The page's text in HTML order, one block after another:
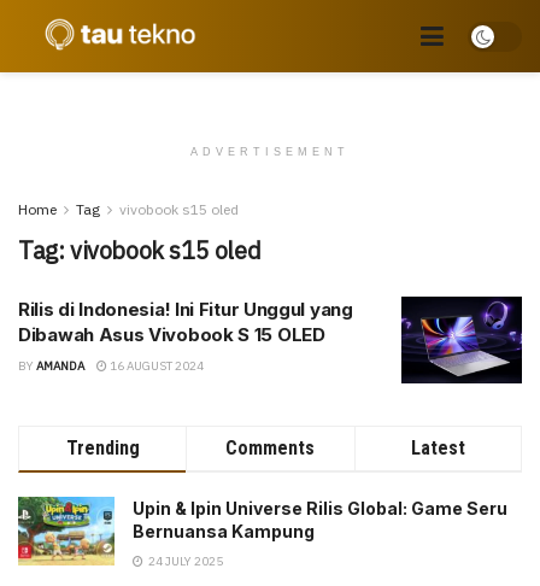
ADVERTISEMENT
Home Tag vivobook s15 oled
Tag:vivobook s15 oled
Rilis di Indonesia! Ini Fitur Unggul yang
Dibawah Asus Vivobook S 15 OLED
BY AMANDA 16 AUGUST 2024
Trending Comments Latest
Upin & Ipin Universe Rilis Global: Game Seru
Bernuansa Kampung
24 JULY 2025